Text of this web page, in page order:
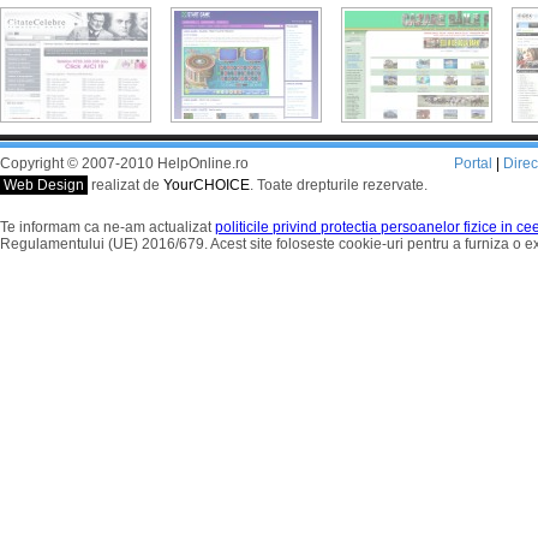
Copyright © 2007-2010 HelpOnline.ro
Web Design realizat de YourCHOICE. Toate drepturile rezervate.
Portal
Te informam ca ne-am actualizatpoliticile privind protectia persoanelor fizice in
Regulamentului (UE) 2016/679. Acest site foloseste cookie-uri pentru a furniza o